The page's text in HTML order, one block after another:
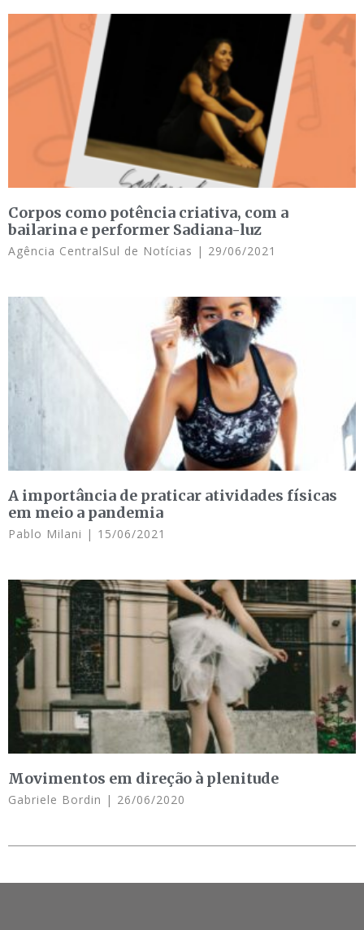
Corpos como potência criativa, com a
bailarina e performer Sadiana-luz
Agência CentralSul de Notícias 29/06/2021
A importância de praticar atividades físicas
em meio a pandemia
Pablo Milani 15/06/2021
Movimentos em direção à plenitude
Gabriele Bordin 26/06/2020